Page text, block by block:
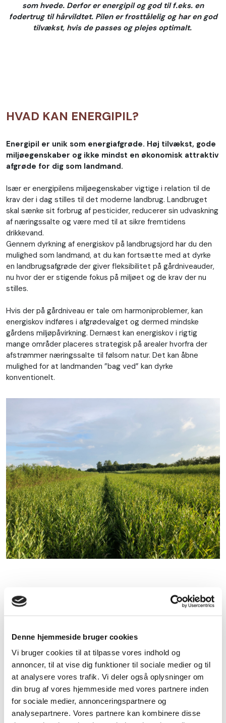
Denne hjemmeside bruger cookies
Vi bruger cookies til at tilpasse vores indhold og
annoncer, til at vise dig funktioner til sociale medier og til
at analysere vores trafik. Vi deler også oplysninger om
din brug af vores hjemmeside med vores partnere inden
for sociale medier, annonceringspartnere og
analysepartnere. Vores partnere kan kombinere disse
som hvede. Derfor er energipil og god til f.eks. en
fodertrug til hårvildtet. Pilen er frosttålelig og har en god
tilvækst, hvis de passes og plejes optimalt.
HVAD KAN ENERGIPIL?
Energipil er unik som energiafgrøde. Høj tilvækst, gode
miljøegenskaber og ikke mindst en økonomisk attraktiv
afgrøde for dig som landmand.
Især er energipilens miljøegenskaber vigtige i relation til de
krav der i dag stilles til det moderne landbrug. Landbruget
skal sænke sit forbrug af pesticider, reducerer sin udvaskning
af næringssalte og være med til at sikre fremtidens
drikkevand.
Gennem dyrkning af energiskov på landbrugsjord har du den
mulighed som landmand, at du kan fortsætte med at dyrke
en landbrugsafgrøde der giver fleksibilitet på gårdniveauder,
nu hvor der er stigende fokus på miljøet og de krav der nu
stilles.
Hvis der på gårdniveau er tale om harmoniproblemer, kan
energiskov indføres i afgrødevalget og dermed mindske
gårdens miljøpåvirkning. Dernæst kan energiskov i rigtig
mange områder placeres strategisk på arealer hvorfra der
afstrømmer næringssalte til følsom natur. Det kan åbne
mulighed for at landmanden ”bag ved” kan dyrke
konventionelt.